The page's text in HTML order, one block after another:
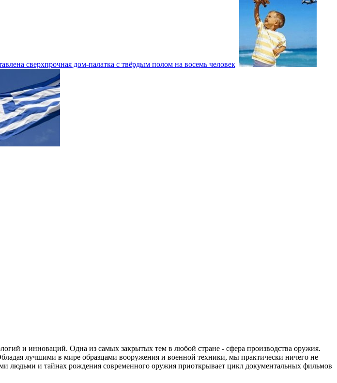
и инноваций. Одна из самых закрытых тем в любой стране - сфера производства оружия.
лучшими в мире образцами вооружения и военной техники, мы практически ничего не
людьми и тайнах рождения современного оружия приоткрывает цикл документальных фильмов